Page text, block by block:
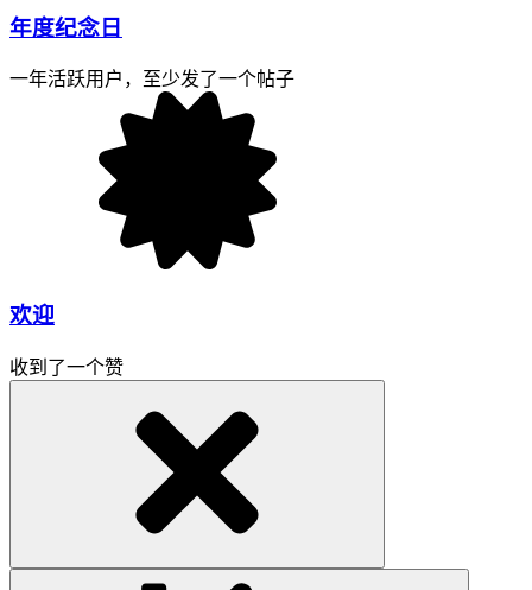
年度纪念日
一年活跃用户，至少发了一个帖子
欢迎
收到了一个赞